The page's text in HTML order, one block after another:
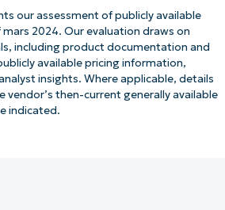
our assessment of publicly available
2024. Our evaluation draws on
including product documentation and
available pricing information,
insights. Where applicable, details
vendor’s then-current generally available
indicated.